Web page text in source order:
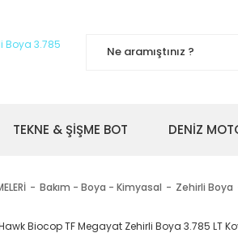
TEKNE & ŞİŞME BOT DENİZ
Bakım - Boya - Kimyasal Zehirli Boya